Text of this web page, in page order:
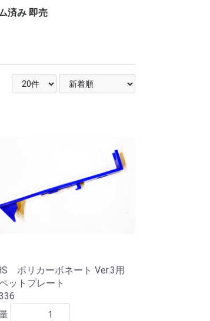
済み 即売
ポリカーボネート Ver.3用
ットプレート